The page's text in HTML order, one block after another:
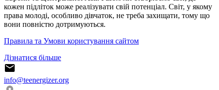
кожен підліток може реалізувати свій потенціал. Світ, у якому
права молоді, особливо дівчаток, не треба захищати, тому що
вони повністю дотримуються.
Правила та Умови користування сайтом
Дізнатися більше
info@teenergizer.org